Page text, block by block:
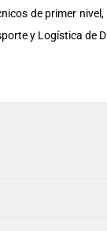
de primer nivel,
y Logística de